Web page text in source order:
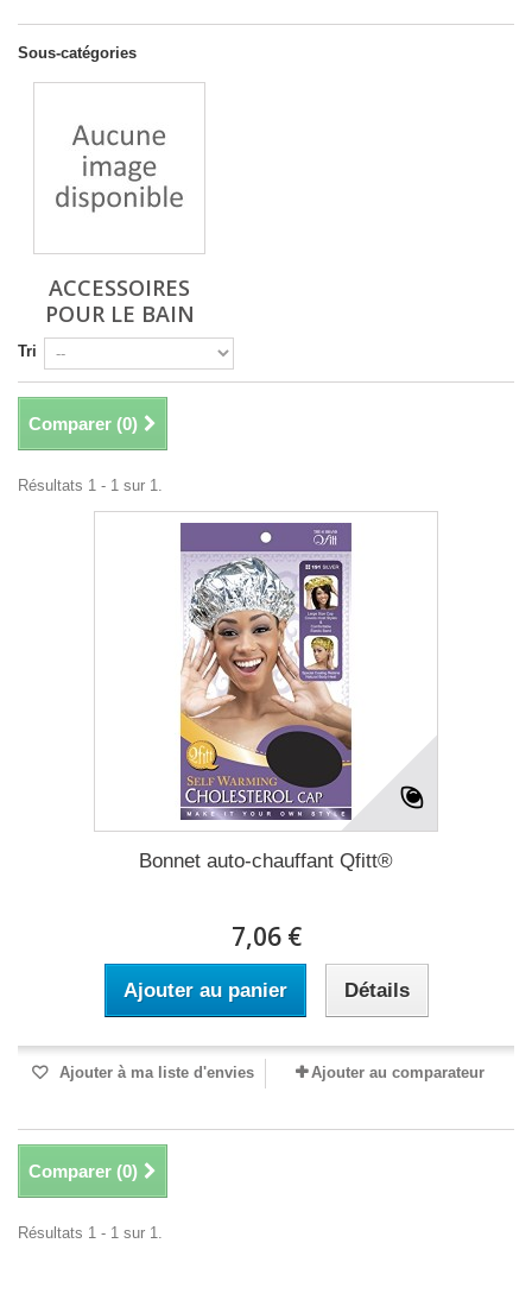
Sous-catégories
ACCESSOIRES
POUR LE BAIN
Tri
Comparer (0)
Résultats 1 - 1 sur 1.
Bonnet auto-chauffant Qfitt®
7,06 €
Ajouter au panier Détails
Ajouter à ma liste d'envies Ajouter au comparateur
Comparer (0)
Résultats 1 - 1 sur 1.